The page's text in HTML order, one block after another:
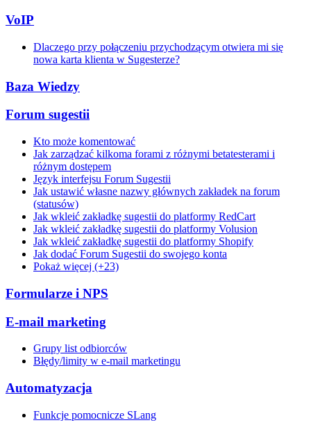
VoIP
Dlaczego przy połączeniu przychodzącym otwiera mi się
nowa karta klienta w Sugesterze?
Baza Wiedzy
Forum sugestii
Kto może komentować
Jak zarządzać kilkoma forami z różnymi betatesterami i
różnym dostępem
Język interfejsu Forum Sugestii
Jak ustawić własne nazwy głównych zakładek na forum
(statusów)
Jak wkleić zakładkę sugestii do platformy RedCart
Jak wkleić zakładkę sugestii do platformy Volusion
Jak wkleić zakładkę sugestii do platformy Shopify
Jak dodać Forum Sugestii do swojego konta
Pokaż więcej (+23)
Formularze i NPS
E-mail marketing
Grupy list odbiorców
Błędy/limity w e-mail marketingu
Automatyzacja
Funkcje pomocnicze SLang